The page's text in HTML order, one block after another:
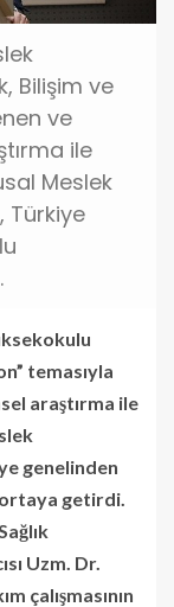
Bilişim ve
ve
ile
Meslek
Türkiye
temasıyla
araştırma ile
genelinden
getirdi.
Uzm. Dr.
çalışmasının